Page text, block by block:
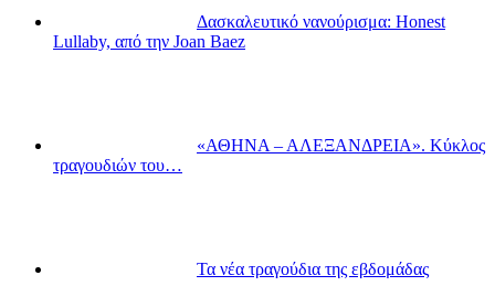
Δασκαλευτικό νανούρισμα: Honest
Lullaby, από την Joan Baez
«ΑΘΗΝΑ – ΑΛΕΞΑΝΔΡΕΙΑ». Κύκλος
τραγουδιών του…
Τα νέα τραγούδια της εβδομάδας